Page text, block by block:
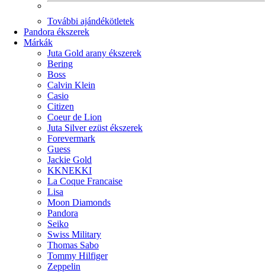
További ajándékötletek
Pandora ékszerek
Márkák
Juta Gold arany ékszerek
Bering
Boss
Calvin Klein
Casio
Citizen
Coeur de Lion
Juta Silver ezüst ékszerek
Forevermark
Guess
Jackie Gold
KKNEKKI
La Coque Francaise
Lisa
Moon Diamonds
Pandora
Seiko
Swiss Military
Thomas Sabo
Tommy Hilfiger
Zeppelin